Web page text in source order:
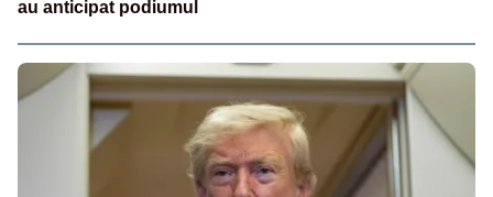
au anticipat podiumul